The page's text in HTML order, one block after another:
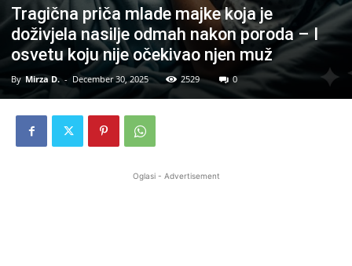
Tragična priča mlade majke koja je
doživjela nasilje odmah nakon poroda – I
osvetu koju nije očekivao njen muž
By Mirza D. - December 30, 2025 2529 0
Oglasi - Advertisement